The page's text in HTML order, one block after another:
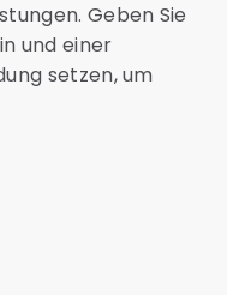
Geben Sie
und einer
setzen, um